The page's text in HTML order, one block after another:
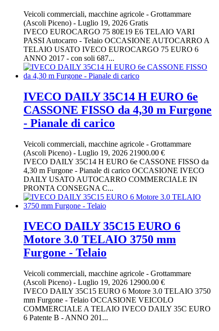
Veicoli commerciali, macchine agricole - Grottammare
(Ascoli Piceno) - Luglio 19, 2026 Gratis
IVECO EUROCARGO 75 80E19 E6 TELAIO VARI
PASSI Autocarro - Telaio OCCASIONE AUTOCARRO A
TELAIO USATO IVECO EUROCARGO 75 EURO 6
ANNO 2017 - con soli 687...
IVECO DAILY 35C14 H EURO 6e
CASSONE FISSO da 4,30 m Furgone
- Pianale di carico
Veicoli commerciali, macchine agricole - Grottammare
(Ascoli Piceno) - Luglio 19, 2026 21900.00 €
IVECO DAILY 35C14 H EURO 6e CASSONE FISSO da
4,30 m Furgone - Pianale di carico OCCASIONE IVECO
DAILY USATO AUTOCARRO COMMERCIALE IN
PRONTA CONSEGNA C...
IVECO DAILY 35C15 EURO 6
Motore 3.0 TELAIO 3750 mm
Furgone - Telaio
Veicoli commerciali, macchine agricole - Grottammare
(Ascoli Piceno) - Luglio 19, 2026 12900.00 €
IVECO DAILY 35C15 EURO 6 Motore 3.0 TELAIO 3750
mm Furgone - Telaio OCCASIONE VEICOLO
COMMERCIALE A TELAIO IVECO DAILY 35C EURO
6 Patente B - ANNO 201...